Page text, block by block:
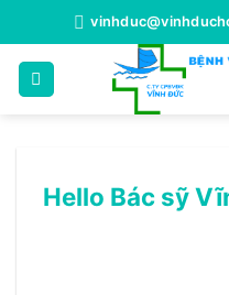
qua
nội
dung
Hello Bác sỹ